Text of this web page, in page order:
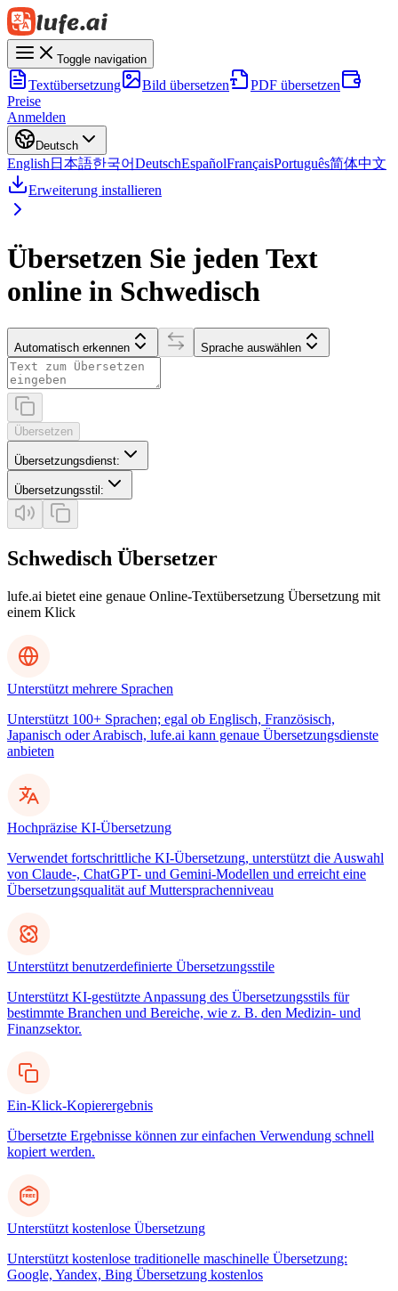
Toggle navigation
Textübersetzung Bild übersetzen
PDF übersetzen
Preise
Anmelden
Deutsch
English 日本語한국어DeutschEspañolFrançaisPortuguês简体中文
Erweiterung installieren
Übersetzen Sie jeden Text
online in Schwedisch
Automatisch erkennen Sprache auswählen
Übersetzen
Übersetzungsdienst:
Übersetzungsstil :
Schwedisch Übersetzer
lufe.ai bietet eine genaue Online-Textübersetzung Übersetzung mit
einem Klick
Unterstützt mehrere Sprachen
Unterstützt 100+ Sprachen; egal ob Englisch, Französisch,
Japanisch oder Arabisch, lufe.ai kann genaue Übersetzungsdienste
anbieten
Hochpräzise KI-Übersetzung
Verwendet fortschrittliche KI-Übersetzung, unterstützt die Auswahl
von Claude-, ChatGPT- und Gemini-Modellen und erreicht eine
Übersetzungsqualität auf Muttersprachenniveau
Unterstützt benutzerdefinierte Übersetzungsstile
Unterstützt KI-gestützte Anpassung des Übersetzungsstils für
bestimmte Branchen und Bereiche, wie z. B. den Medizin- und
Finanzsektor.
Ein-Klick-Kopierergebnis
Übersetzte Ergebnisse können zur einfachen Verwendung schnell
kopiert werden.
Unterstützt kostenlose Übersetzung
Unterstützt kostenlose traditionelle maschinelle Übersetzung:
Google, Yandex, Bing Übersetzung kostenlos